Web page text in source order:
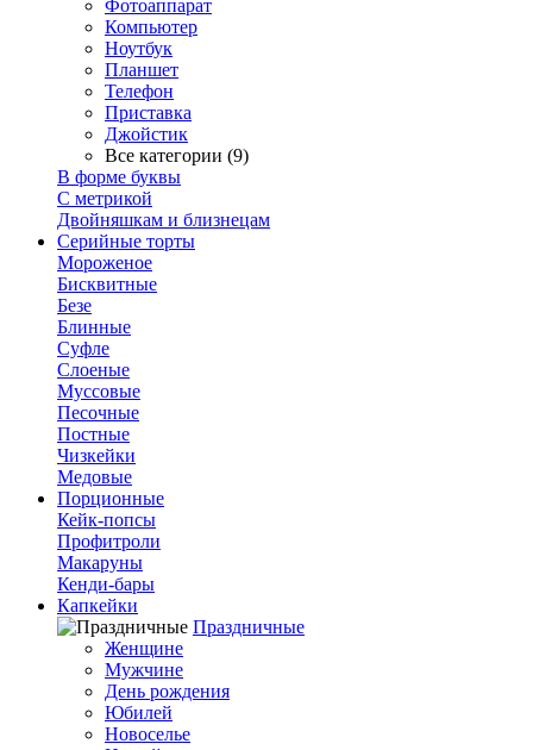
Фотоаппарат
Компьютер
Ноутбук
Планшет
Телефон
Приставка
Джойстик
Все категории (9)
В форме буквы
С метрикой
Двойняшкам и близнецам
Серийные торты
Мороженое
Бисквитные
Безе
Блинные
Суфле
Слоеные
Муссовые
Песочные
Постные
Чизкейки
Медовые
Порционные
Кейк-попсы
Профитроли
Макаруны
Кенди-бары
Капкейки
Праздничные
Женщине
Мужчине
День рождения
Юбилей
Новоселье